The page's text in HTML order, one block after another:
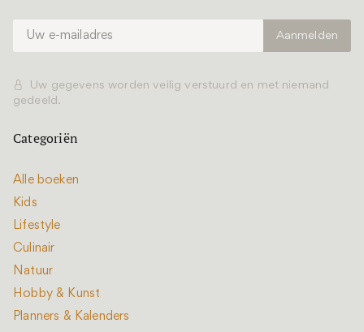
Uw gegevens worden veilig verstuurd en met niemand
gedeeld.
Categoriën
Alle boeken
Kids
Lifestyle
Culinair
Natuur
Hobby & Kunst
Planners & Kalenders